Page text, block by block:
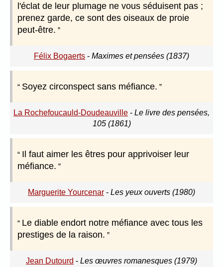
l'éclat de leur plumage ne vous séduisent pas ;
prenez garde, ce sont des oiseaux de proie
peut-être.
Félix Bogaerts - Maximes et pensées (1837)
Soyez circonspect sans méfiance.
La Rochefoucauld-Doudeauville - Le livre des pensées,
105 (1861)
Il faut aimer les êtres pour apprivoiser leur
méfiance.
Marguerite Yourcenar - Les yeux ouverts (1980)
Le diable endort notre méfiance avec tous les
prestiges de la raison.
Jean Dutourd - Les œuvres romanesques (1979)